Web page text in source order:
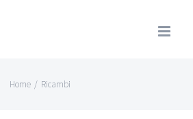
Home / Ricambi